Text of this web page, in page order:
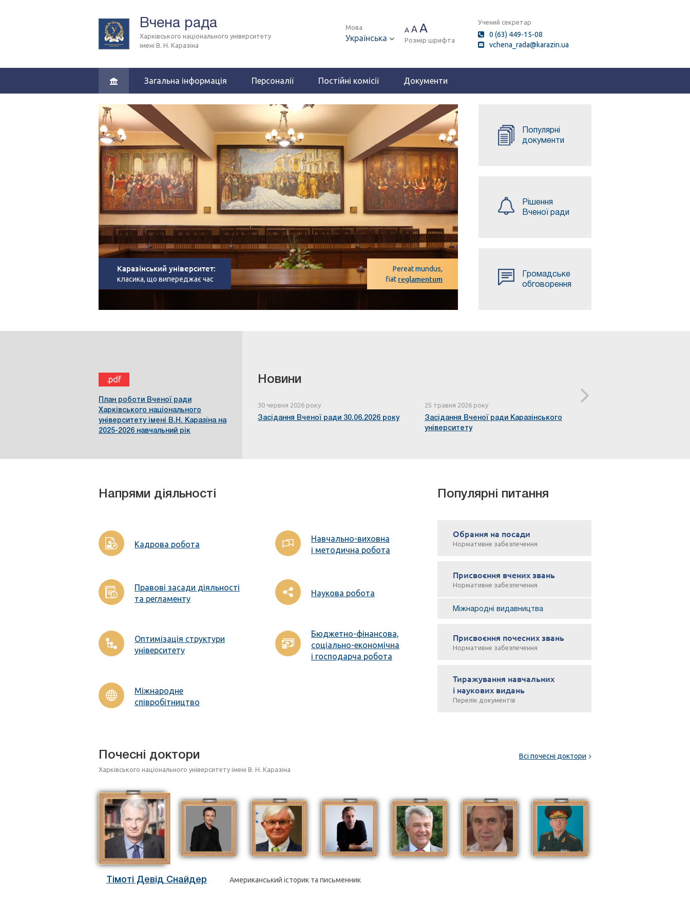
Вчена рада
Харківського національного університету
імені В. Н. Каразіна
Мова
Українська
A A A
Розмір шрифта
Учений секретар
0 (63) 449-15-08
vchena_rada@karazin.ua
Загальна інформація Персоналії Постійні комісії Документи
Каразінський університет:
класика, що випереджає час
Pereat mundus,
fiat reglamentum
Популярні
документи
Рішення
Вченої ради
Громадське
обговорення
.pdf
План роботи Вченої ради
Харківського національного
університету імені В.Н. Каразіна на
2025-2026 навчальний рік
Новини
30 червня 2026 року
Засідання Вченої ради 30.06.2026 року
25 травня 2026 року
Засідання Вченої ради Каразінського
університету
Напрями діяльності
Кадрова робота
Навчально-виховна
і методична робота
Правові засади діяльності
та регламенту
Наукова робота
Оптимізація структури
університету
Бюджетно-фінансова,
соціально-економічна
і господарча робота
Міжнародне
співробітництво
Популярні питання
Обрання на посади
Нормативне забезпечення
Присвоєння вчених звань
Нормативне забезпечення
Міжнародні видавництва
Присвоєння почесних звань
Нормативне забезпечення
Тиражування навчальних
і наукових видань
Перелік документів
Почесні доктори Всі почесні доктори
Харківського національного університету імені В. Н. Каразіна
Тімоті Девід Снайдер Американський історик та письменник